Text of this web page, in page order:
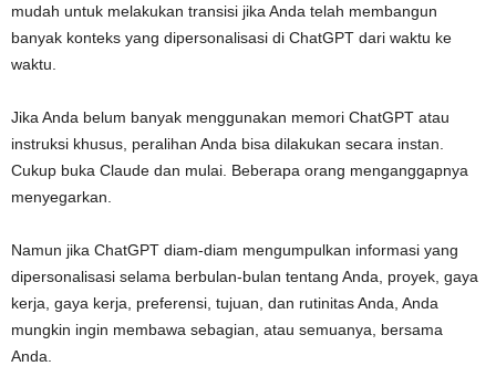
mudah untuk melakukan transisi jika Anda telah membangun
banyak konteks yang dipersonalisasi di ChatGPT dari waktu ke
waktu.
Jika Anda belum banyak menggunakan memori ChatGPT atau
instruksi khusus, peralihan Anda bisa dilakukan secara instan.
Cukup buka Claude dan mulai. Beberapa orang menganggapnya
menyegarkan.
Namun jika ChatGPT diam-diam mengumpulkan informasi yang
dipersonalisasi selama berbulan-bulan tentang Anda, proyek, gaya
kerja, gaya kerja, preferensi, tujuan, dan rutinitas Anda, Anda
mungkin ingin membawa sebagian, atau semuanya, bersama
Anda.